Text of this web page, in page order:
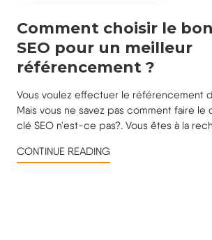
Comment choisir le
SEO pour un meilleur
référencement ?
Vous voulez effectuer le référencement
Mais vous ne savez pas comment faire
clé SEO n'est-ce pas?. Vous êtes à la
CONTINUE READING